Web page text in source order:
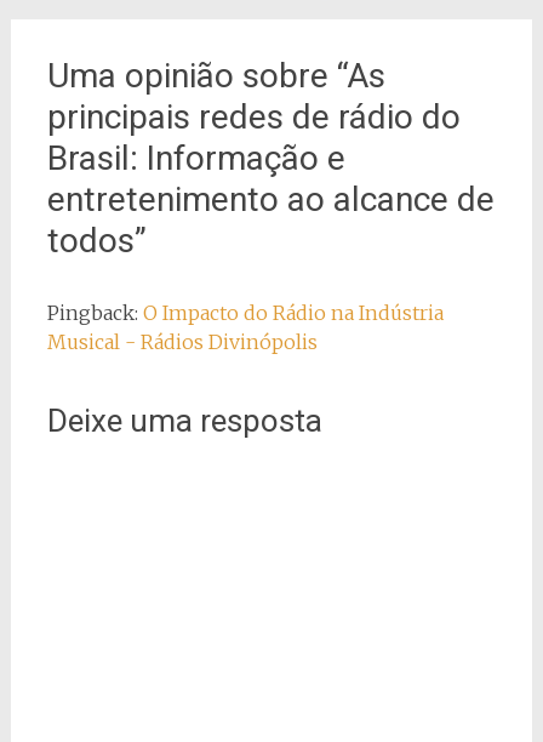
Uma opinião sobre “As
principais redes de rádio do
Brasil: Informação e
entretenimento ao alcance de
todos”
Pingback: O Impacto do Rádio na Indústria
Musical - Rádios Divinópolis
Deixe uma resposta